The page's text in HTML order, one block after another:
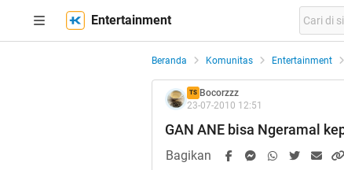
Entertainment
Beranda Komunitas Entertainment
TS Bocorzzz
23-07-2010 12:51
GAN ANE bisa Ngeramal
Bagikan